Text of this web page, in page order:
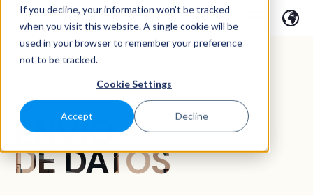
If you decline, your information won’t be tracked
when you visit this website. A single cookie will be
used in your browser to remember your preference
not to be tracked.
Cookie Settings
Accept Decline
ENVÍO
DE DATOS